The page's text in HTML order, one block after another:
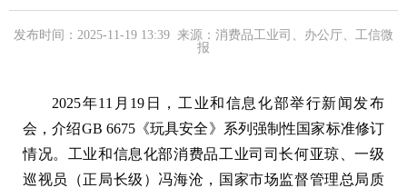
发布时间：2025-11-19 13:39 来源：消费品工业司、办公厅、工信微
报
2025年11月19日，工业和信息化部举行新闻发布
会，介绍GB 6675《玩具安全》系列强制性国家标准修订
情况。工业和信息化部消费品工业司司长何亚琼、一级
巡视员（正局长级）冯海沧，国家市场监督管理总局质